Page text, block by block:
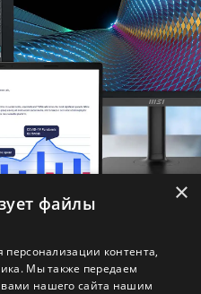
×
файлы
контента,
Мы также передаем
нашего сайта нашим